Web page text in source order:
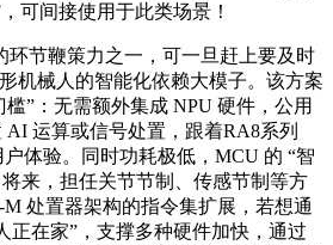
可间接使用于此类场景！
节鞭策力之一，可一旦赶上要及时
机械人的智能化依赖大模子。该方案
”：无需额外集成 NPU 硬件，公用
AI 运算或信号处置，跟着RA8系列
体验。同时功耗极低，MCU 的 “智
来，担任关节节制、传感节制等方
M 处置器架构的指令集扩展，若想通
正在家”，支撑多种硬件加快，通过